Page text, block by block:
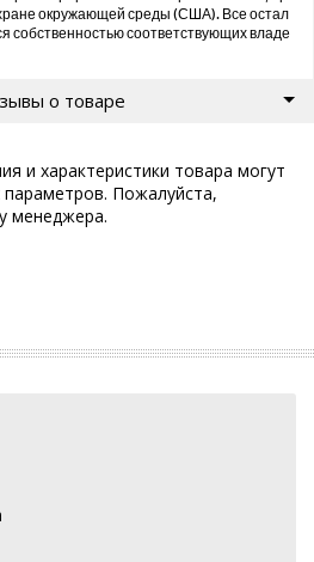
окружающей среды (США). Все остал
собственностью соответствующих владе
о товаре
и характеристики товара могут
Пожалуйста,
менеджера.